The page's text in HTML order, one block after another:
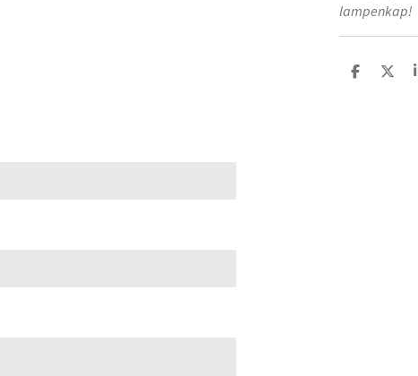
lampenkap!
D
D